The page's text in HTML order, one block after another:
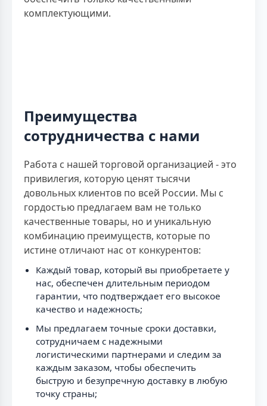
комплектующими.
Преимущества
сотрудничества с нами
Работа с нашей торговой организацией - это
привилегия, которую ценят тысячи
довольных клиентов по всей России. Мы с
гордостью предлагаем вам не только
качественные товары, но и уникальную
комбинацию преимуществ, которые по
истине отличают нас от конкурентов:
Каждый товар, который вы приобретаете у
нас, обеспечен длительным периодом
гарантии, что подтверждает его высокое
качество и надежность;
Мы предлагаем точные сроки доставки,
сотрудничаем с надежными
логистическими партнерами и следим за
каждым заказом, чтобы обеспечить
быструю и безупречную доставку в любую
точку страны;